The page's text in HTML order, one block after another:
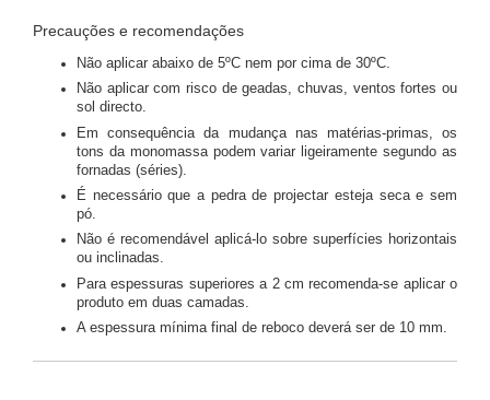
Precauções e recomendações
Não aplicar abaixo de 5ºC nem por cima de 30ºC.
Não aplicar com risco de geadas, chuvas, ventos fortes ou
sol directo.
Em consequência da mudança nas matérias-primas, os
tons da monomassa podem variar ligeiramente segundo as
fornadas (séries).
É necessário que a pedra de projectar esteja seca e sem
pó.
Não é recomendável aplicá-lo sobre superfícies horizontais
ou inclinadas.
Para espessuras superiores a 2 cm recomenda-se aplicar o
produto em duas camadas.
A espessura mínima final de reboco deverá ser de 10 mm.